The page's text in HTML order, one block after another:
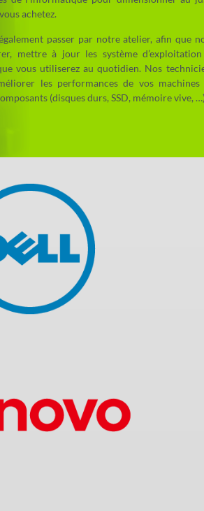
achetez.
passer par notre atelier, afin que
mettre à jour les système
vous utiliserez au quotidien. Nos
les performances de vos machines
(disques durs, SSD, mémoire vive,